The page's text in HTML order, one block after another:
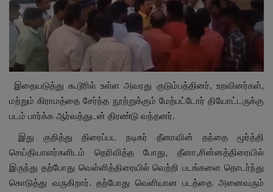
இதையடுத்து கூடூரில் உள்ள அவரது குடும்பத்தினர், உறவினர்கள்,
மற்றும் கிராமத்தை சேர்ந்த நூற்றுக்கும் மேற்பட்டோர் தியோட்டருக்கு
படம் பார்க்க ஆர்வத்துடன் திரண்டு வந்தனர்.
இது குறித்து திரைப்பட நடிகர் தீனாவின் தந்தை மூர்த்தி
செய்தியாளர்களிடம் தெரிவித்த போது, தீனா,சின்னத்திரையில்
இருந்து தற்போது வெள்ளித்திரையில் வெற்றி படங்களை தொடர்ந்து
கொடுத்து வருகிறார். தற்போது வெளியான படத்தை அனைவரும்